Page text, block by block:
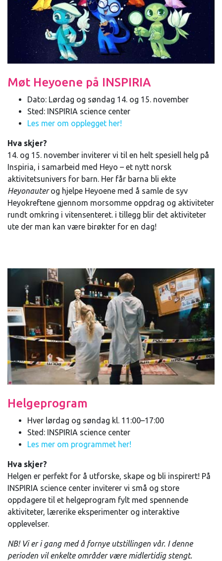
Møt Heyoene på INSPIRIA
Dato: Lørdag og søndag 14. og 15. november
Sted: INSPIRIA science center
Les mer om opplegget her!
Hva skjer?
14. og 15. november inviterer vi til en helt spesiell helg på
Inspiria, i samarbeid med Heyo – et nytt norsk
aktivitetsunivers for barn. Her får barna bli ekte
Heyonauterog hjelpe Heyoene med å samle de syv
Heyokreftene gjennom morsomme oppdrag og aktiviteter
rundt omkring i vitensenteret. i tillegg blir det aktiviteter
ute der man kan være birøkter for en dag!
Helgeprogram
Hver lørdag og søndag kl. 11:00–17:00
Sted: INSPIRIA science center
Les mer om programmet her!
Hva skjer?
Helgen er perfekt for å utforske, skape og bli inspirert! På
INSPIRIA science center inviterer vi små og store
oppdagere til et helgeprogram fylt med spennende
aktiviteter, lærerike eksperimenter og interaktive
opplevelser.
NB! Vi er i gang med å fornye utstillingen vår. I denne
perioden vil enkelte områder være midlertidig stengt.